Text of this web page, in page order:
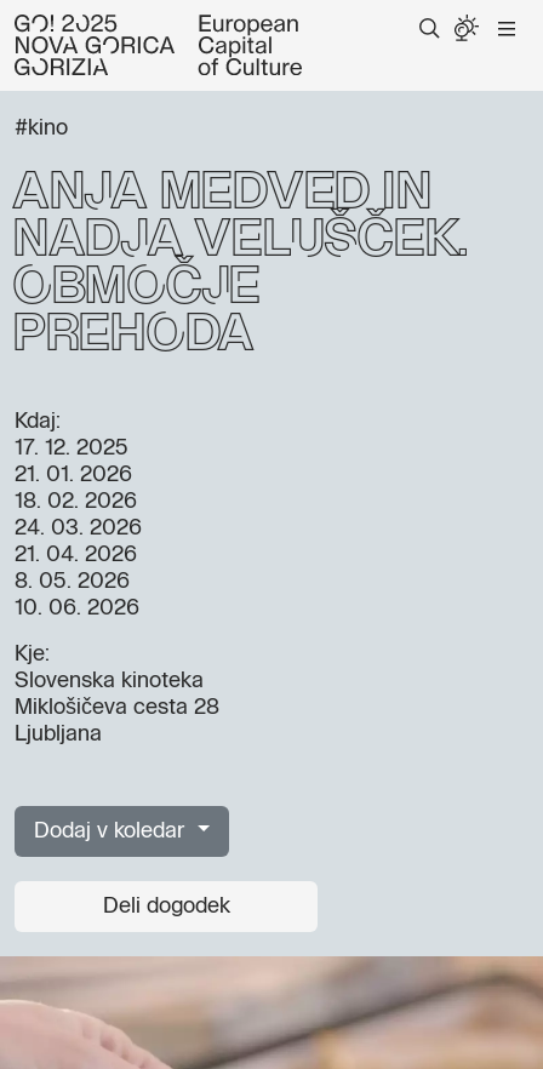
#kino
Anja Medved in
Nadja Velušček:
Območje
prehoda
Kdaj:
17. 12. 2025
21. 01. 2026
18. 02. 2026
24. 03. 2026
21. 04. 2026
8. 05. 2026
10. 06. 2026
Kje:
Slovenska kinoteka
Miklošičeva cesta 28
Ljubljana
Dodaj v koledar
Deli dogodek